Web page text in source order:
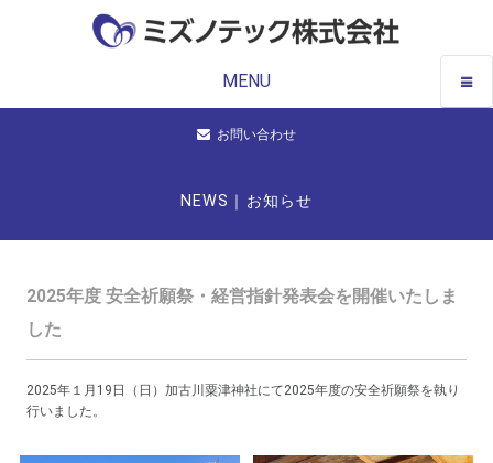
MENU
お問い合わせ
NEWS｜お知らせ
2025年度 安全祈願祭・経営指針発表会を開催いたしま
した
2025年１月19日（日）加古川粟津神社にて2025年度の安全祈願祭を執り
行いました。